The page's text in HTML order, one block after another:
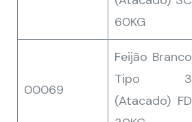
60KG
00069
Feijão Branco
Tipo 3
(Atacado) FD